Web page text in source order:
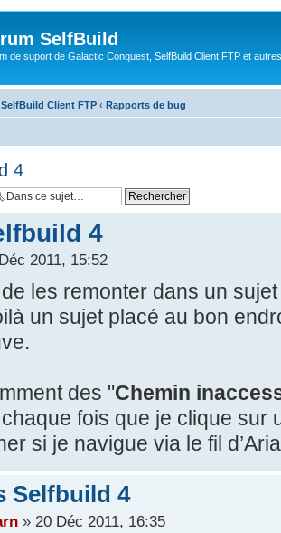
SelfBuild
de suport de Galactic Conquest, SelfBuild Client FTP et
SelfBuild Client FTP ‹ Rapports de bug
4
4
2011, 15:52
les remonter dans un
un sujet placé au bon
des "Chemin
fois que je clique sur
si je navigue via le fil
Selfbuild 4
» 20 Déc 2011, 16:35